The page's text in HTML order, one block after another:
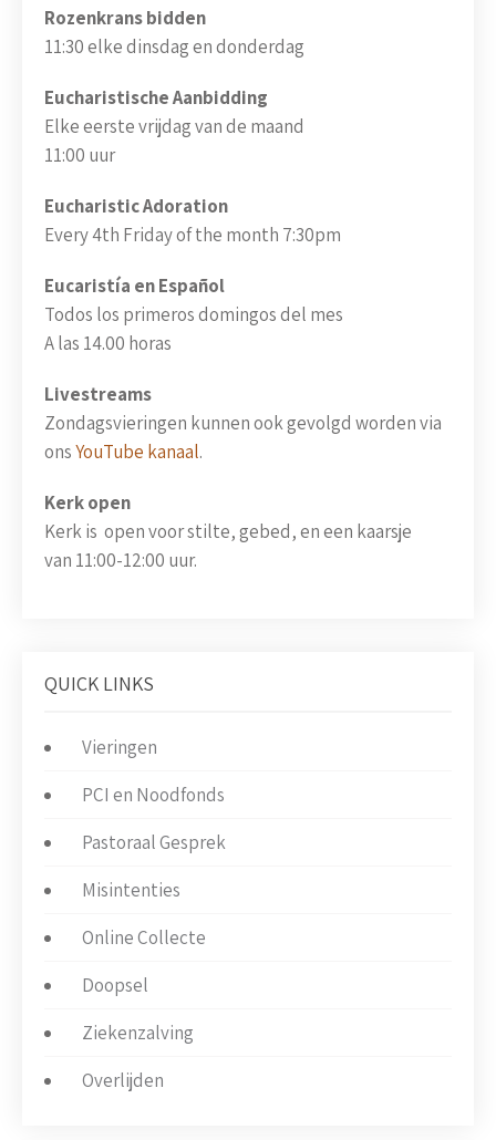
Rozenkrans bidden
11:30 elke dinsdag en donderdag
Eucharistische Aanbidding
Elke eerste vrijdag van de maand
11:00 uur
Eucharistic Adoration
Every 4th Friday of the month 7:30pm
Eucaristía en Español
Todos los primeros domingos del mes
A las 14.00 horas
Livestreams
Zondagsvieringen kunnen ook gevolgd worden via
onsYouTube kanaal.
Kerk open
Kerk is open voor stilte, gebed, en een kaarsje
van 11:00-12:00 uur.
QUICK LINKS
Vieringen
PCI en Noodfonds
Pastoraal Gesprek
Misintenties
Online Collecte
Doopsel
Ziekenzalving
Overlijden